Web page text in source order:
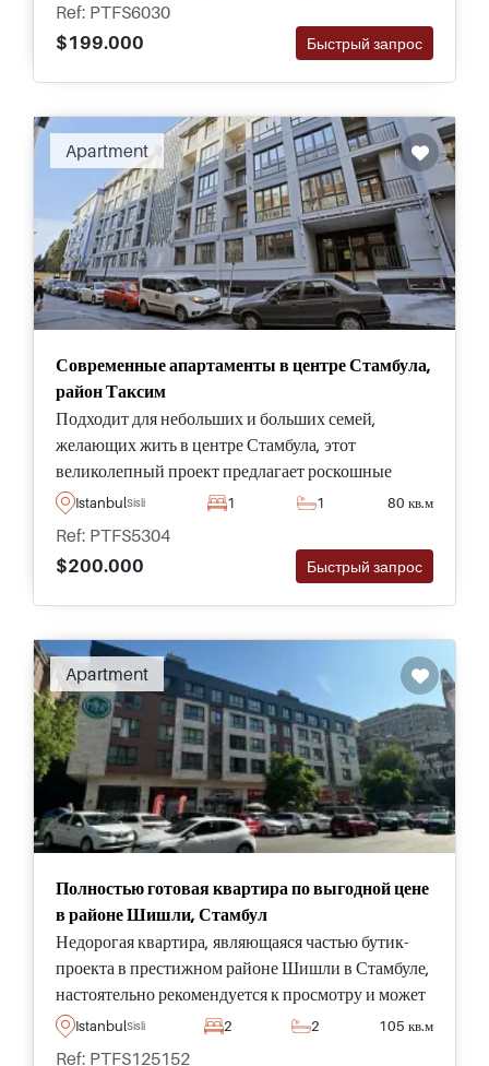
Ref: PTFS6030
$199.000
Быстрый запрос
Apartment
Современные апартаменты в центре Стамбула,
район Таксим
Подходит для небольших и больших семей,
желающих жить в центре Стамбула, этот
великолепный проект предлагает роскошные
апартаменты рядом с Таксимом с полным набором
IstanbulSisli 1 1 80 кв.м
Ref: PTFS5304
$200.000
Быстрый запрос
Apartment
Полностью готовая квартира по выгодной цене
в районе Шишли, Стамбул
Недорогая квартира, являющаяся частью бутик-
проекта в престижном районе Шишли в Стамбуле,
настоятельно рекомендуется к просмотру и может
приносить стабильный доход от аренды тем, кто
IstanbulSisli 2 2 105 кв.м
Ref: PTFS125152